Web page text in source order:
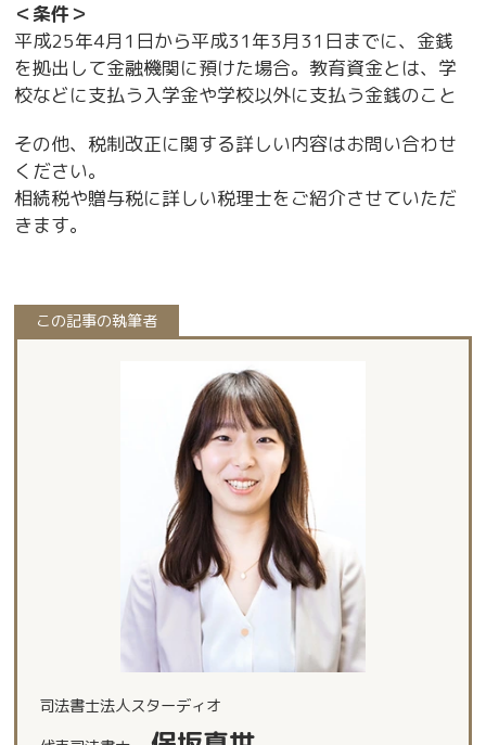
＜条件＞
平成25年4月1日から平成31年3月31日までに、金銭
を拠出して金融機関に預けた場合。教育資金とは、学
校などに支払う入学金や学校以外に支払う金銭のこと
その他、税制改正に関する詳しい内容はお問い合わせ
ください。
相続税や贈与税に詳しい税理士をご紹介させていただ
きます。
この記事の執筆者
司法書士法人スターディオ